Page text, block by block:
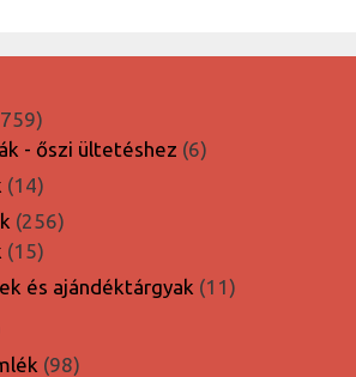
1759
termék
- őszi ültetéshez 66
1414
termék
256256
1515
termék
és ajándéktárgyak 1111
9898